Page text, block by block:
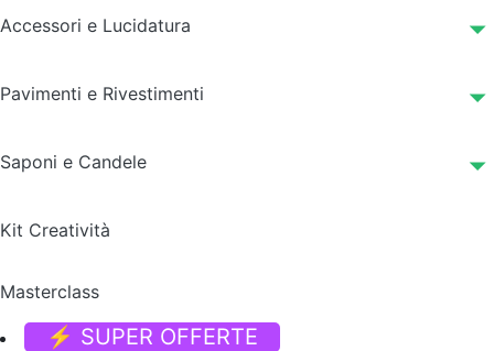
Accessori e Lucidatura
Pavimenti e Rivestimenti
Saponi e Candele
Kit Creatività
Masterclass
⚡ SUPER OFFERTE